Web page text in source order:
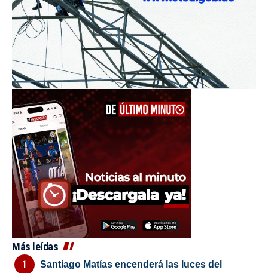
Más leídas
Santiago Matías encenderá las luces del